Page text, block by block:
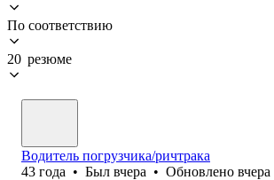
По соответствию
20 резюме
Водитель погрузчика/ричтрака
43 года • Был вчера • Обновлено вчера